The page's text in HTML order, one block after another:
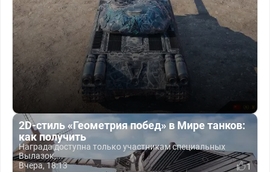
2D-стиль «Геометрия побед» в Мире танков:
как получить
Награда доступна только участникам специальных
Вылазок,...
Вчера, 18:13
1